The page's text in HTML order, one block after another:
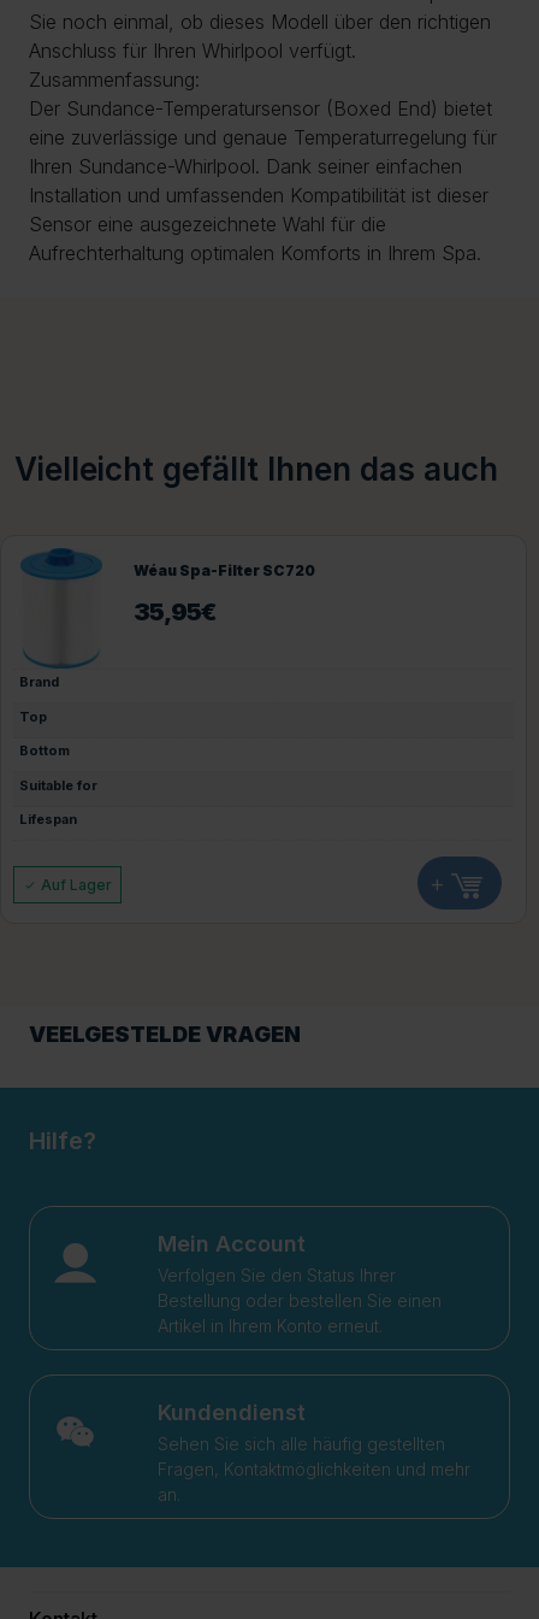
Sie noch einmal, ob dieses Modell über den richtigen
Anschluss für Ihren Whirlpool verfügt.
Zusammenfassung:
Der Sundance-Temperatursensor (Boxed End) bietet
eine zuverlässige und genaue Temperaturregelung für
Ihren Sundance-Whirlpool. Dank seiner einfachen
Installation und umfassenden Kompatibilität ist dieser
Sensor eine ausgezeichnete Wahl für die
Aufrechterhaltung optimalen Komforts in Ihrem Spa.
Vielleicht gefällt Ihnen das auch
Wéau Spa-Filter SC720
35,95€
Brand
Top
Bottom
Suitable for
Lifespan
Auf Lager +
VEELGESTELDE VRAGEN
Hilfe?
Mein Account
Verfolgen Sie den Status Ihrer
Bestellung oder bestellen Sie einen
Artikel in Ihrem Konto erneut.
Kundendienst
Sehen Sie sich alle häufig gestellten
Fragen, Kontaktmöglichkeiten und mehr
an.